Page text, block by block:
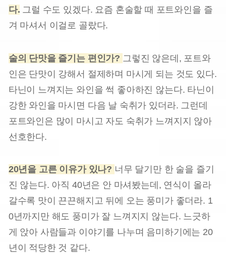
다. 그럴 수도 있겠다. 요즘 혼술할 때 포트와인을 즐
겨 마셔서 이걸로 골랐다.
술의 단맛을 즐기는 편인가? 그렇진 않은데, 포트와
인은 단맛이 강해서 절제하며 마시게 되는 것도 있다.
타닌이 느껴지는 와인을 썩 좋아하진 않는다. 타닌이
강한 와인을 마시면 다음 날 숙취가 있더라. 그런데
포트와인은 많이 마시고 자도 숙취가 느껴지지 않아
선호한다.
20년을 고른 이유가 있나? 너무 달기만 한 술을 즐기
진 않는다. 아직 40년은 안 마셔봤는데, 연식이 올라
갈수록 맛이 끈끈해지고 뒤에 오는 풍미가 좋더라. 1
0년까지만 해도 풍미가 잘 느껴지지 않는다. 느긋하
게 앉아 사람들과 이야기를 나누며 음미하기에는 20
년이 적당한 것 같다.